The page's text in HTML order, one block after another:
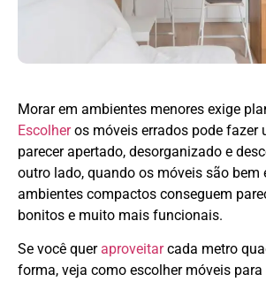
Morar em ambientes menores exige
Escolheros móveis errados pode fazer
parecer apertado, desorganizado e
outro lado, quando os móveis são bem
ambientes compactos conseguem
bonitos e muito mais funcionais.
Se você quer aproveitarcada metro
forma, veja como escolher móveis para